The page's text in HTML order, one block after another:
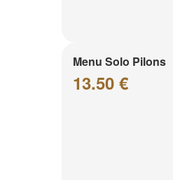
Menu Solo Pilons
13.50 €